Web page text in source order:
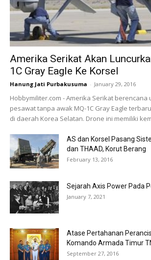
Amerika Serikat Akan
1C Gray Eagle Ke Korsel
Hanung Jati Purbakusuma - January 29, 2016
Hobbymiliter.com - Amerika Serikat berencana
pesawat tanpa awak MQ-1C Gray Eagle
di daerah Korea Selatan. Drone ini memiliki
AS dan Korsel Pasang
dan THAAD, Korut Berang
February 13, 2016
Sejarah Axis Power Pada
January 7, 2021
Atase Pertahanan
Komando Armada Timur
September 27, 2016